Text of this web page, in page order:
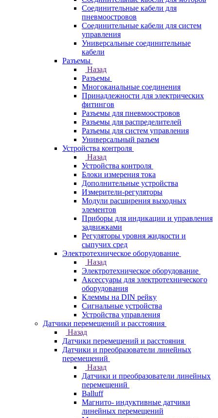
Соединительные кабели для
пневмоостровов
Соединительные кабели для систем
управления
Универсальные соединительные
кабели
Разъемы
Назад
Разъемы
Многоканальные соединения
Принадлежности для электрических
фитингов
Разъемы для пневмоостровов
Разъемы для распределителей
Разъемы для систем управления
Универсальный разъем
Устройства контроля
Назад
Устройства контроля
Блоки измерения тока
Дополнительные устройства
Измерители-регуляторы
Модули расширения выходных
элементов
Приборы для индикации и управления
задвижками
Регуляторы уровня жидкости и
сыпучих сред
Электротехническое оборудование
Назад
Электротехническое оборудование
Аксессуары для электротехнического
оборудования
Клеммы на DIN рейку
Сигнальные устройства
Устройства управления
Датчики перемещений и расстояния
Назад
Датчики перемещений и расстояния
Датчики и преобразователи линейных
перемещений
Назад
Датчики и преобразователи линейных
перемещений
Balluff
Магнито- индуктивные датчики
линейных перемещений